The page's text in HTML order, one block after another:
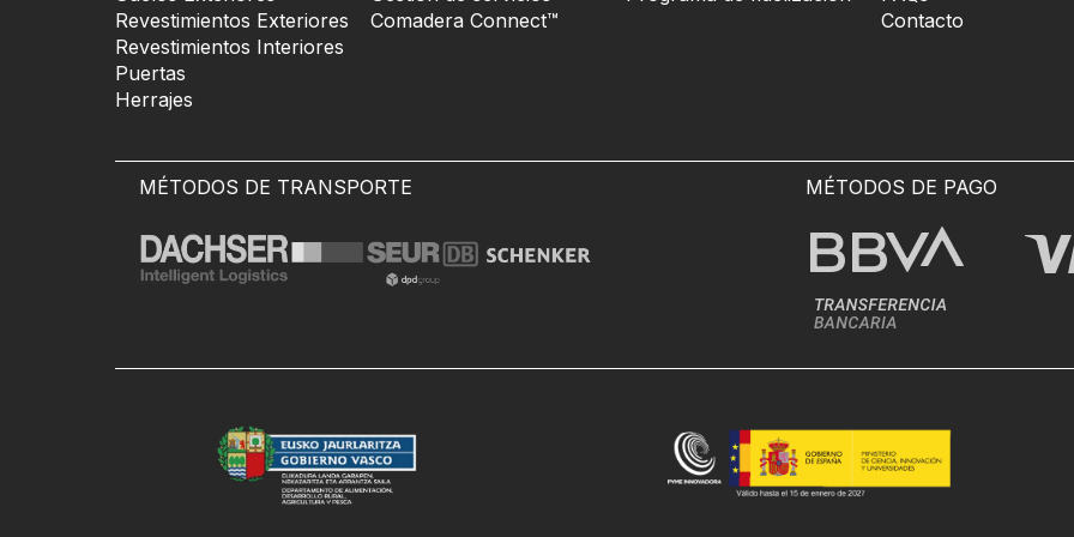
Revestimientos Exteriores
Revestimientos Interiores
Puertas
Herrajes
Comadera Connect™
Contacto
MÉTODOS DE TRANSPORTE MÉTODOS DE PAGO